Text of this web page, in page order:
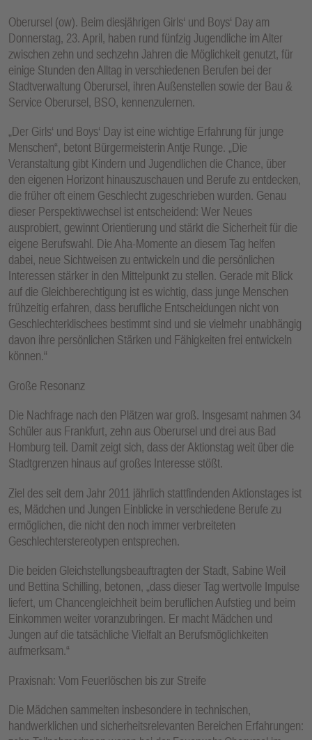
Oberursel (ow). Beim diesjährigen Girls‘ und Boys‘ Day am
Donnerstag, 23. April, haben rund fünfzig Jugendliche im Alter
zwischen zehn und sechzehn Jahren die Möglichkeit genutzt, für
einige Stunden den Alltag in verschiedenen Berufen bei der
Stadtverwaltung Oberursel, ihren Außenstellen sowie der Bau &
Service Oberursel, BSO, kennenzulernen.
„Der Girls‘ und Boys‘ Day ist eine wichtige Erfahrung für junge
Menschen“, betont Bürgermeisterin Antje Runge. „Die
Veranstaltung gibt Kindern und Jugendlichen die Chance, über
den eigenen Horizont hinauszuschauen und Berufe zu entdecken,
die früher oft einem Geschlecht zugeschrieben wurden. Genau
dieser Perspektivwechsel ist entscheidend: Wer Neues
ausprobiert, gewinnt Orientierung und stärkt die Sicherheit für die
eigene Berufswahl. Die Aha-Momente an diesem Tag helfen
dabei, neue Sichtweisen zu entwickeln und die persönlichen
Interessen stärker in den Mittelpunkt zu stellen. Gerade mit Blick
auf die Gleichberechtigung ist es wichtig, dass junge Menschen
frühzeitig erfahren, dass berufliche Entscheidungen nicht von
Geschlechterklischees bestimmt sind und sie vielmehr unabhängig
davon ihre persönlichen Stärken und Fähigkeiten frei entwickeln
können.“
Große Resonanz
Die Nachfrage nach den Plätzen war groß. Insgesamt nahmen 34
Schüler aus Frankfurt, zehn aus Oberursel und drei aus Bad
Homburg teil. Damit zeigt sich, dass der Aktionstag weit über die
Stadtgrenzen hinaus auf großes Interesse stößt.
Ziel des seit dem Jahr 2011 jährlich stattfindenden Aktionstages ist
es, Mädchen und Jungen Einblicke in verschiedene Berufe zu
ermöglichen, die nicht den noch immer verbreiteten
Geschlechterstereotypen entsprechen.
Die beiden Gleichstellungsbeauftragten der Stadt, Sabine Weil
und Bettina Schilling, betonen, „dass dieser Tag wertvolle Impulse
liefert, um Chancengleichheit beim beruflichen Aufstieg und beim
Einkommen weiter voranzubringen. Er macht Mädchen und
Jungen auf die tatsächliche Vielfalt an Berufsmöglichkeiten
aufmerksam.“
Praxisnah: Vom Feuerlöschen bis zur Streife
Die Mädchen sammelten insbesondere in technischen,
handwerklichen und sicherheitsrelevanten Bereichen Erfahrungen: